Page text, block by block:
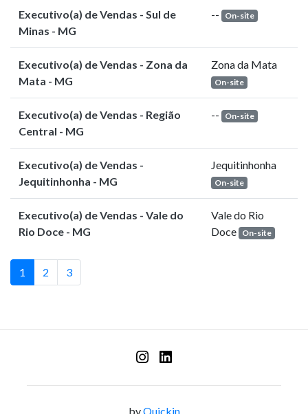
Executivo(a) de Vendas - Sul de
Minas - MG
-- On-site
Executivo(a) de Vendas - Zona da
Mata - MG
Zona da Mata
On-site
Executivo(a) de Vendas - Região
Central - MG
-- On-site
Executivo(a) de Vendas -
Jequitinhonha - MG
Jequitinhonha
On-site
Executivo(a) de Vendas - Vale do
Rio Doce - MG
Vale do Rio
Doce On-site
1 2 3
byQuickin